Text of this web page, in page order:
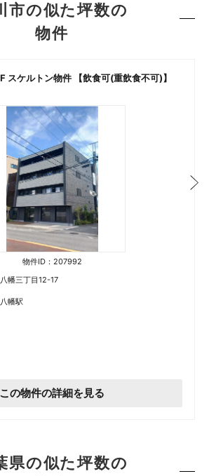
市の似た坪数の
物件
スケルトン物件 【飲食可(重飲食不可)】
物件ID：207992
幡三丁目12-17
幡駅
この物件の詳細を見る
県の似た坪数の